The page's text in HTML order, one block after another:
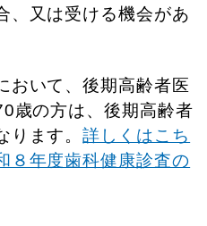
、又は受ける機会があ
いて、後期高齢者医
歳の方は、後期高齢者
ります。詳しくはこち
８年度歯科健康診査の